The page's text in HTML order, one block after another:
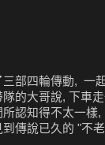
部四輪傳動, 一
的大哥說, 下車
認知得不太一樣
傳說已久的 "不